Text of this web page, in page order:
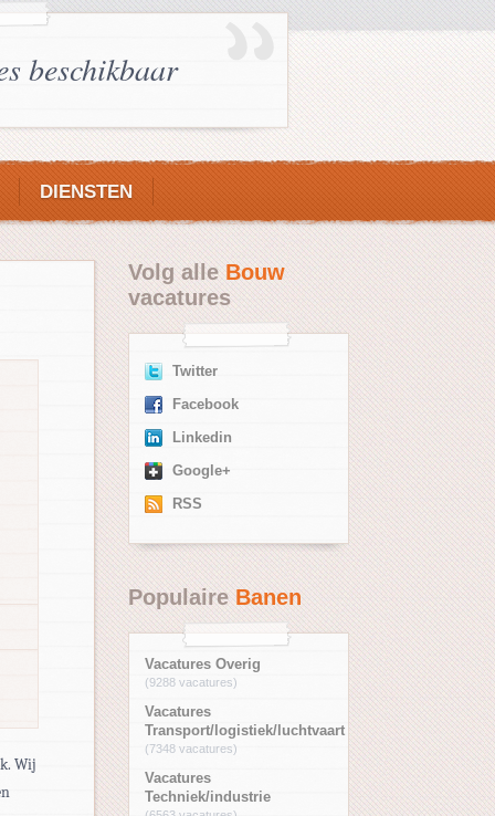
beschikbaar
DIENSTEN
Wij
Volg alleBouw
vacatures
Twitter
Facebook
Linkedin
Google+
RSS
PopulaireBanen
Vacatures Overig
(9288 vacatures)
Vacatures
Transport/logistiek/luchtvaart
(7348 vacatures)
Vacatures
Techniek/industrie